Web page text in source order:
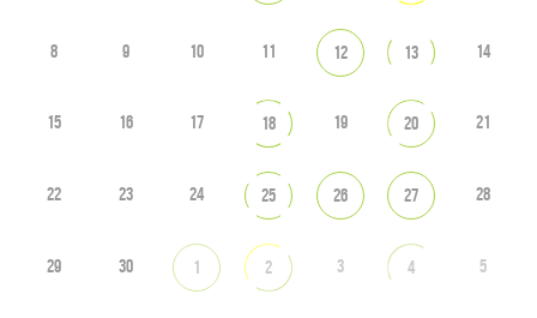
8 9 10 11 12 13 14
15 16 17 18 19 20 21
22 23 24 25 26 27 28
29 30 1 2 3 4 5